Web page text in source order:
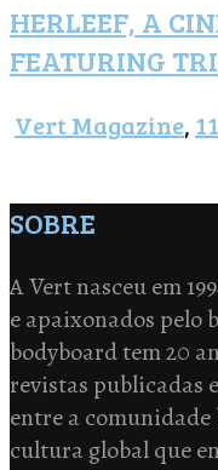
HERLEEF, A
FEATURING
Vert Magazine,
SOBRE
A Vert nasceu em
e apaixonados pelo
bodyboard tem 20
revistas publicadas
entre a
cultura global que